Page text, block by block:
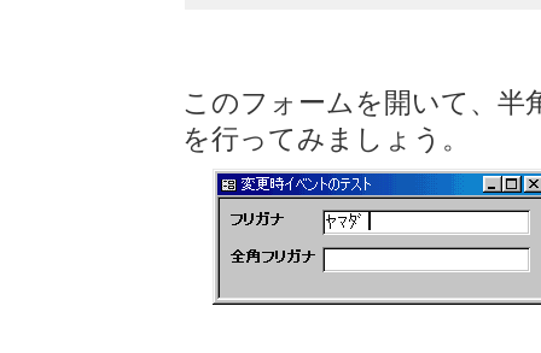
このフォームを開いて、半
を行ってみましょう。